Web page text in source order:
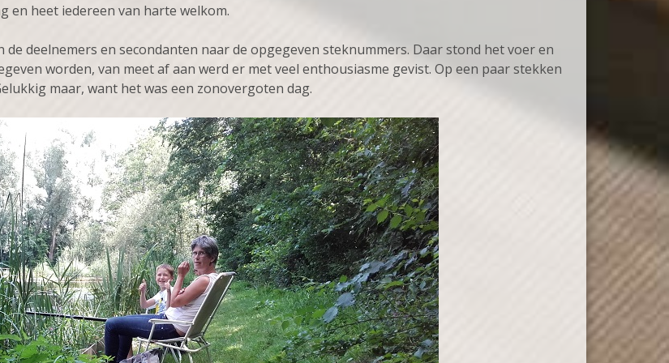
en heet iedereen van harte welkom.
deelnemers en secondanten naar de opgegeven steknummers. Daar stond het voer en
worden, van meet af aan werd er met veel enthousiasme gevist. Op een paar stekken
maar, want het was een zonovergoten dag.